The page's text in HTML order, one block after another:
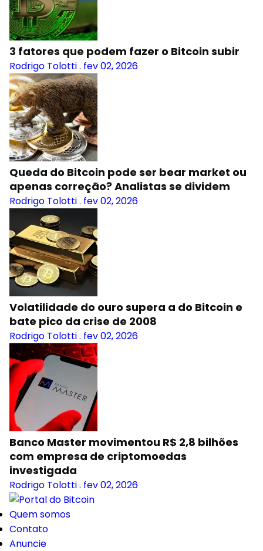
3 fatores que podem fazer o Bitcoin subir
Rodrigo Tolotti. fev 02, 2026
Queda do Bitcoin pode ser bear market ou
apenas correção? Analistas se dividem
Rodrigo Tolotti. fev 02, 2026
Volatilidade do ouro supera a do Bitcoin e
bate pico da crise de 2008
Rodrigo Tolotti. fev 02, 2026
Banco Master movimentou R$ 2,8 bilhões
com empresa de criptomoedas
investigada
Rodrigo Tolotti. fev 02, 2026
Quem somos
Contato
Anuncie